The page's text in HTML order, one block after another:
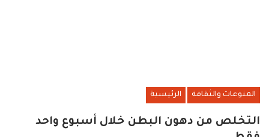
المنوعات والثقافة الرئيسية
التخلص من دهون البطن خلال أسبوع واحد